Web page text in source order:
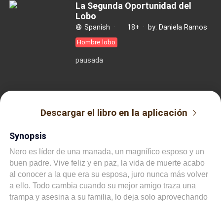
La Segunda Oportunidad del
Lobo
Spanish · 18+ · by: Daniela Ramos
Hombre lobo
pausada
Descargar el libro en la aplicación
Synopsis
Nero es líder de una manada, un magnífico esposo y un
buen padre. Vive feliz y en paz, la vida de muerte acabo
al conocer a la que era su esposa, juro nunca más volver
a ello. Todo cambia cuando su mejor amigo traza una
trampa y asesina a su familia, lo deja solo aprovechando